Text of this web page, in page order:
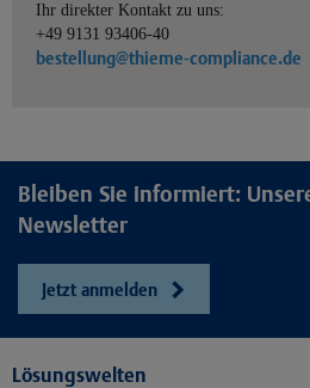
Ihr direkter Kontakt zu uns:
+49 9131 93406-40
bestellung@thieme-compliance.de
Bleiben Sie informiert:
Newsletter
Jetzt anmelden
Lösungswelten